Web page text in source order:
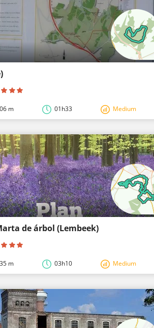
m 01h33 Medium
de árbol (Lembeek)
m 03h10 Medium